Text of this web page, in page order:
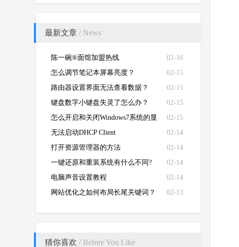
最新文章 / News
02-16
陈一碗®面馆加盟热线
02-15
怎么调节笔记本屏幕亮度？
02-15
路由器设置界面无法查看数据？
02-15
键盘数字小键盘失灵了怎么办？
02-15
怎么开启和关闭Windows7系统的显
卡硬件加速功能
02-14
无法启动DHCP Client
02-14
打开资源管理器的方法
02-14
一键还原和重装系统有什么不同?
02-14
电脑声音设置教程
02-13
网站优化之如何布局长尾关键词？
猜你喜欢 / Before You Like